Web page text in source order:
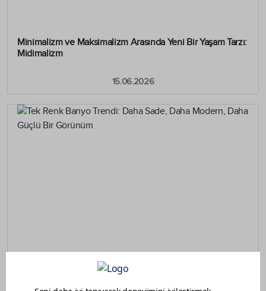
Minimalizm ve Maksimalizm Arasında Yeni Bir Yaşam Tarzı:
Midimalizm
15.06.2026